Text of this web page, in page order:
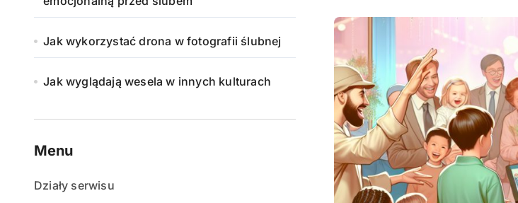
Jak wykorzystać drona w fotografii ślubnej
Jak wyglądają wesela w innych kulturach
Menu
Działy serwisu